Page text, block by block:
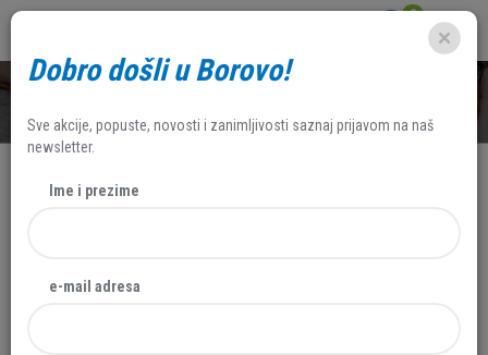
0
Dobro došli u Borovo!
Sve akcije, popuste, novosti i zanimljivosti saznaj prijavom na naš
newsletter.
Ime i prezime
e-mail adresa